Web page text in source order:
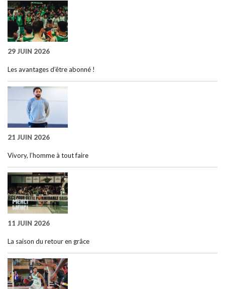
29 JUIN 2026
Les avantages d’être abonné !
21 JUIN 2026
Vivory, l’homme à tout faire
11 JUIN 2026
La saison du retour en grâce